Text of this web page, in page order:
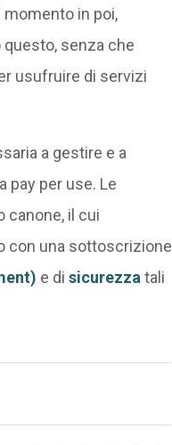
in poi,
senza che
usufruire di servizi
a gestire e a
pay per use. Le
canone, il cui
con una sottoscrizione
e di sicurezza tali